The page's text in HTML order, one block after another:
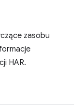
zasobu
HAR.